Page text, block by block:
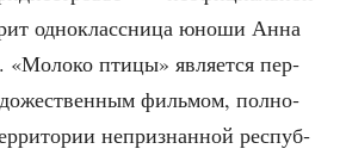
одно­класс­ни­ца юно­ши Анна
«Моло­ко пти­цы» явля­ет­ся пер­
филь­мом, пол­но­
непри­знан­ной рес­пуб­